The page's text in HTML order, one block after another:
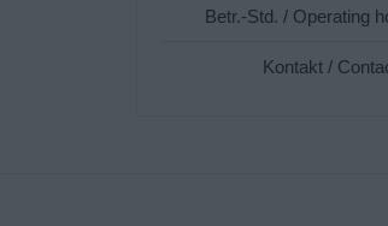
Betr.-Std. / Operating
Kontakt /